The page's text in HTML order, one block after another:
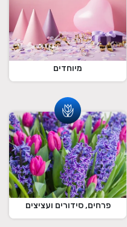
מיוחדים
פרחים, סידורים ועציצים